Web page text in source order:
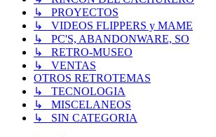
↳ PROYECTOS
↳ VIDEOS FLIPPERS y MAME
↳ PC'S, ABANDONWARE, SO
↳ RETRO-MUSEO
↳ VENTAS
OTROS RETROTEMAS
↳ TECNOLOGIA
↳ MISCELANEOS
↳ SIN CATEGORIA